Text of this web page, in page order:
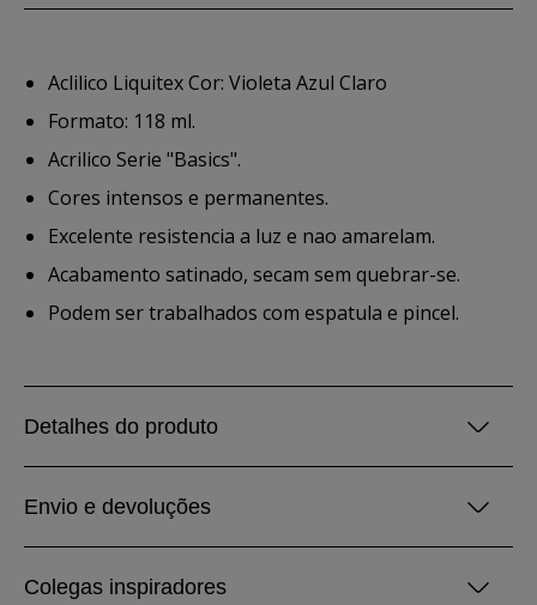
Aclilico Liquitex Cor: Violeta Azul Claro
Formato: 118 ml.
Acrilico Serie "Basics".
Cores intensos e permanentes.
Excelente resistencia a luz e nao amarelam.
Acabamento satinado, secam sem quebrar-se.
Podem ser trabalhados com espatula e pincel.
Detalhes do produto
Envio e devoluções
Colegas inspiradores